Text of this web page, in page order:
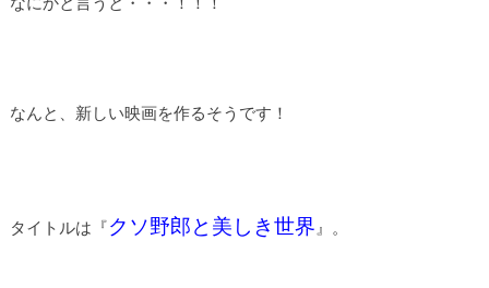
なんと、新しい映画を作るそうです！
タイトルは『クソ野郎と美しき世界 』。